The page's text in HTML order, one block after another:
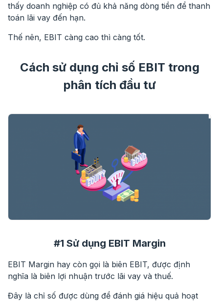
thấy doanh nghiệp có đủ khả năng dòng tiền để thanh
toán lãi vay đến hạn.
Thế nên, EBIT càng cao thì càng tốt.
Cách sử dụng chỉ số EBIT trong
phân tích đầu tư
#1 Sử dụng EBIT Margin
EBIT Margin hay còn gọi là biên EBIT, được định
nghĩa là biên lợi nhuận trước lãi vay và thuế.
Đây là chỉ số được dùng để đánh giá hiệu quả hoạt